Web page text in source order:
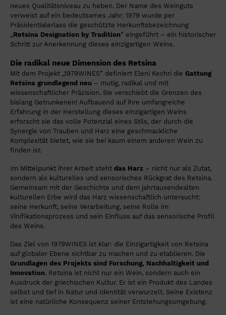
neues Qualitätsniveau zu heben. Der Name des Weinguts
verweist auf ein bedeutsames Jahr: 1979 wurde per
Präsidentialerlass die geschützte Herkunftsbezeichnung
„Retsina Designation by Tradition” eingeführt – ein historischer
Schritt zur Anerkennung dieses einzigartigen Weins.
Die radikal neue Dimension des Retsina
Mit dem Projekt „1979WINES” definiert Eleni Kechri die Gattung
Retsina grundlegend neu – mutig, radikal und mit
wissenschaftlicher Präzision. Sie verschiebt die Grenzen des
bislang Getrunkenen! Aufbauend auf ihre umfangreiche
Erfahrung in der Herstellung dieses einzigartigen Weins
erforscht sie das volle Potenzial eines Stils, der durch die
Synergie von Trauben und Harz eine geschmackliche
Komplexität bietet, wie sie bei kaum einem anderen Wein zu
finden ist.
Im Mittelpunkt ihrer Arbeit steht das Harz – nicht nur als Zutat,
sondern als kulturelles und sensorisches Rückgrat des Retsina.
Gemeinsam mit der Geschichte und dem jahrtausendealten
kulturellen Erbe wird das Harz wissenschaftlich untersucht:
seine Herkunft, seine Verarbeitung, seine Rolle im
Vinifikationsprozess und sein Einfluss auf das sensorische Profil
des Weins.
Das Ziel von 1979WINES ist klar: die Einzigartigkeit von Retsina
auf globaler Ebene sichtbar zu machen und zu etablieren. Die
Grundlagen des Projekts sind Forschung, Nachhaltigkeit und
Innovation. Retsina ist nicht nur ein Wein, sondern auch ein
Ausdruck der griechischen Kultur. Er ist ein Produkt des Landes
selbst und tief in Natur und Identität verwurzelt. Seine Existenz
ist eine natürliche Konsequenz seiner Entstehungsumgebung.